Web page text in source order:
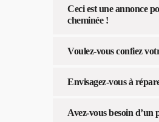
Ceci est une annonce
cheminée !
Voulez-vous confiez
Envisagez-vous à
Avez-vous besoin d’un